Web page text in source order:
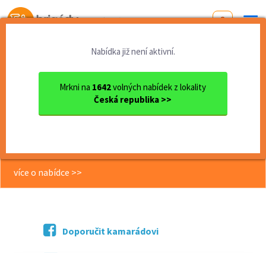
Od první brigády
Nabídka již není aktivní.
Mrkni na 1642volných nabídek z lokality
Česká republika >>
okres Pelhřimov
Pravidelný úklid v maloobch...
Pravidelný úklid v maloobchodní
více o nabídce >>
Doporučit kamarádovi